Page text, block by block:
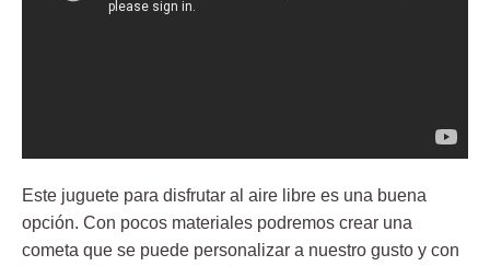
Este juguete para disfrutar al aire libre es una buena
opción. Con pocos materiales podremos crear una
cometa que se puede personalizar a nuestro gusto y con